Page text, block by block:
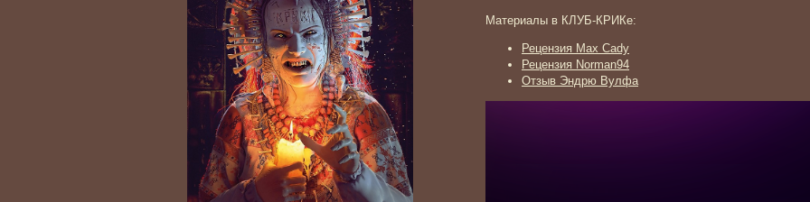
Материалы в КЛУБ-КРИКе:
Рецензия Max Cady
Рецензия Norman94
Отзыв Эндрю Вулфа